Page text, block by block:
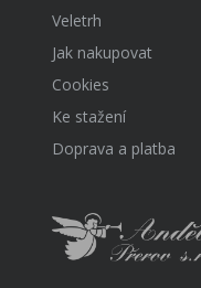
Veletrh
Jak nakupovat
Cookies
Ke stažení
Doprava a platba